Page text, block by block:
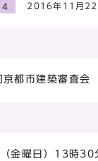
2016年11月22
都市建築審査会
金曜日）13時30